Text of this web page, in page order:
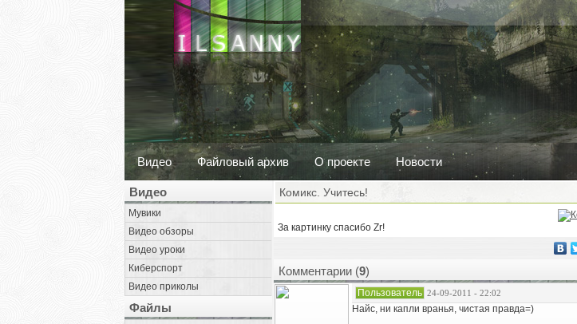
Видео Файловый архив О проекте Новости
Видео
Мувики
Видео обзоры
Видео уроки
Киберспорт
Видео приколы
Файлы
Комикс. Учитесь!
За картинку спасибо Zr!
Комментарии (9)
Пользователь 24-09-2011 - 22:02
Найс, ни капли вранья, чистая правда=)